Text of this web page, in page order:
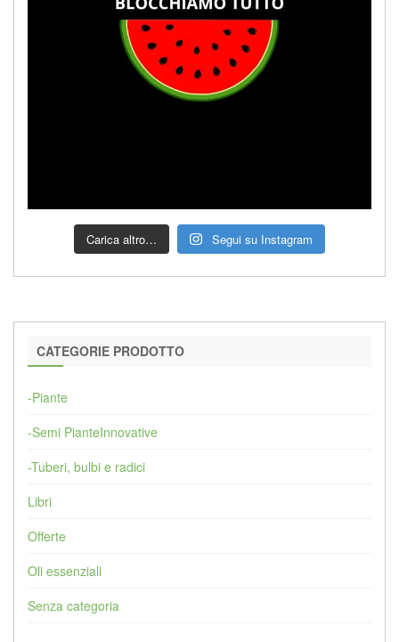
Carica altro… Segui su Instagram
CATEGORIE PRODOTTO
-Piante
-Semi PianteInnovative
-Tuberi, bulbi e radici
Libri
Offerte
Oli essenziali
Senza categoria